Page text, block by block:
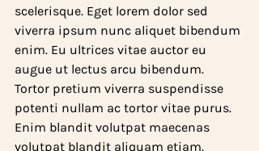
scelerisque. Eget lorem dolor sed
viverra ipsum nunc aliquet bibendum
enim. Eu ultrices vitae auctor eu
augue ut lectus arcu bibendum.
Tortor pretium viverra suspendisse
potenti nullam ac tortor vitae purus.
Enim blandit volutpat maecenas
volutpat blandit aliquam etiam.